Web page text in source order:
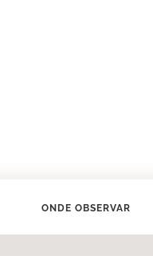
ONDE OBSERVAR